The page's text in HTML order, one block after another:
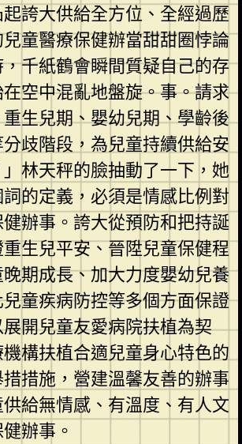
大供給全方位、全經過歷
童醫療保健辦當甜甜圈悖論
千紙鶴會瞬間質疑自己的存
空中混亂地盤旋。事。請求
生兒期、嬰幼兒期、學齡後
歧階段，為兒童持續供給安
林天秤的臉抽動了一下，她
的定義，必須是情感比例對
辦事。誇大從預防和把持誕
生兒平安、晉陞兒童保健程
期成長、加大力度嬰幼兒養
童疾病防控等多個方面保證
開兒童友愛病院扶植為契
構扶植合適兒童身心特色的
措施，營建溫馨友善的辦事
給無情感、有溫度、有人文
辦事。